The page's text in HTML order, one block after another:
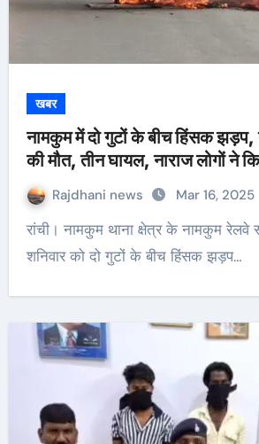
खबर
नामकुम में दो गुटों के बीच हिंसक झड़प,
की मौत, तीन घायल, नाराज लोगों ने
Rajdhani news Mar 16, 2025
रांची। नामकुम थाना क्षेत्र के नामकुम रेलवे स्टेशन के पास
शनिवार को दो गुटों के बीच हिंसक झड़प…